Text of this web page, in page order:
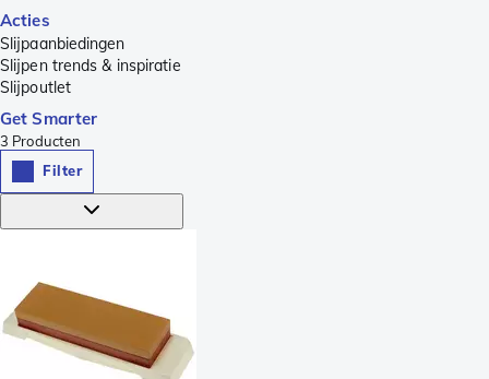
Acties
Slijpaanbiedingen
Slijpen trends & inspiratie
Slijpoutlet
Get Smarter
3 Producten
Filter